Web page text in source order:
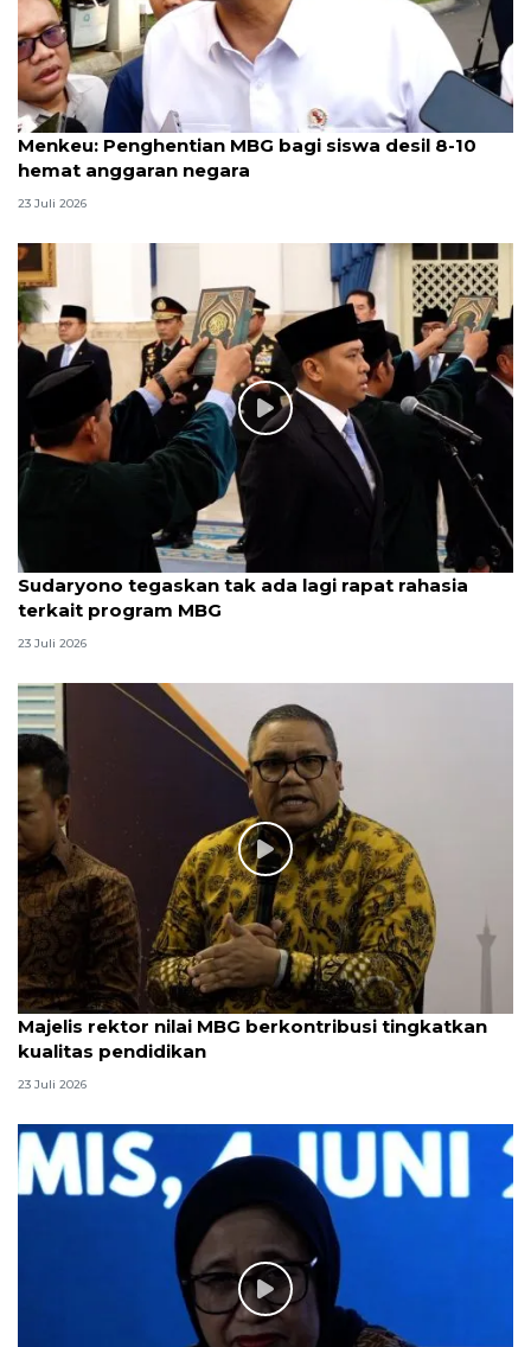
Menkeu: Penghentian MBG bagi siswa desil 8-10
hemat anggaran negara
23 Juli 2026
Sudaryono tegaskan tak ada lagi rapat rahasia
terkait program MBG
23 Juli 2026
Majelis rektor nilai MBG berkontribusi tingkatkan
kualitas pendidikan
23 Juli 2026